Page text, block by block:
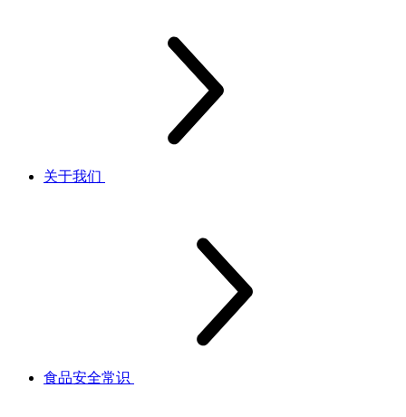
关于我们
食品安全常识